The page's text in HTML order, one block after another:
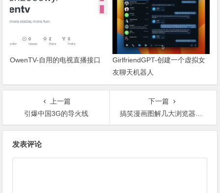
OwenTV-自用的电视直播接口
GirlfriendGPT-创建一个虚拟女
友聊天机器人
上一篇
引爆中国3G的导火线
下一篇
搞笑漫画图解几大浏览器的区别
发表评论